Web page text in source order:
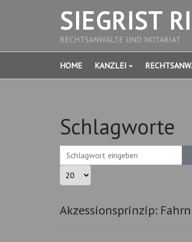
SIEGRIST
RECHTSANWÄLTE UND NOTARIAT
HOME KANZLEI
Schlagworte
Schlagwort eingeben
Anzeige #
Akzessionsprinzip: